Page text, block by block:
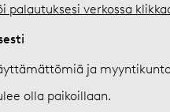
palautuksesi verkossa
ja
olla paikoillaan.